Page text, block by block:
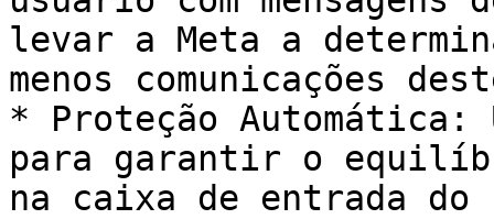
levar a Meta a
menos comunicações
* Proteção Automática:
para garantir o
na caixa de entrada do